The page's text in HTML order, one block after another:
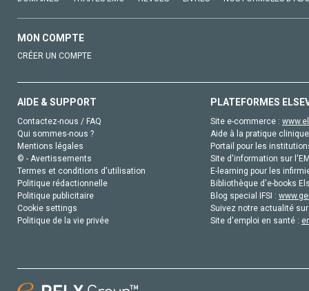
MON COMPTE
CRÉER UN COMPTE
AIDE & SUPPORT
Contactez-nous / FAQ
Qui sommes-nous ?
Mentions légales
© - Avertissements
Termes et conditions d'utilisation
Politique rédactionnelle
Politique publicitaire
Cookie settings
Politique de la vie privée
PLATEFORMES
Site e-commerce :
Aide à la pratique
Portail pour les
Site d'information sur
E-learning pour les
Bibliothèque d'e-books
Blog special IFSI :
Suivez notre actualité
Site d'emploi en santé :